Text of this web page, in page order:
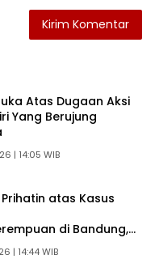
Atas Dugaan Aksi
Yang Berujung
| 14:05 WIB
atas Kasus
di Bandung,
Berlaku
| 14:44 WIB